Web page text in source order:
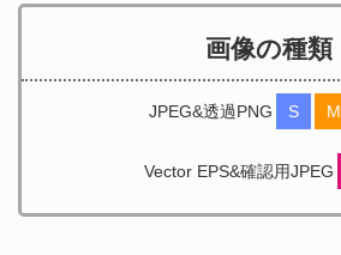
画像の種類
JPEG&透過PNG S M
Vector EPS&確認用JPEG